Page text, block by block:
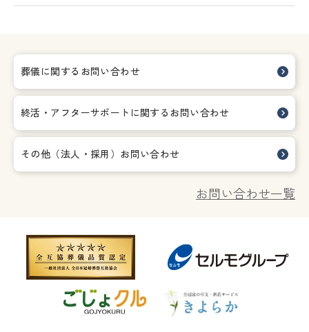
葬儀に関するお問い合わせ
終活・アフターサポートに関する お問い合わせ
その他（法人・採用）お問い合わせ
お問い合わせ一覧